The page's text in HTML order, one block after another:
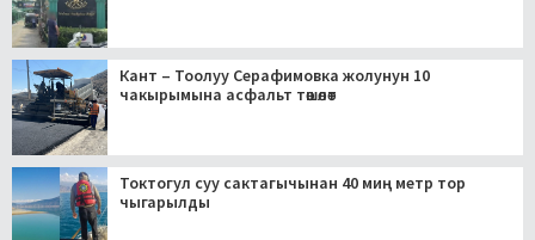
Кант – Тоолуу Серафимовка жолунун 10
чакырымына асфальт төшөлөт
Токтогул суу сактагычынан 40 миң метр тор
чыгарылды